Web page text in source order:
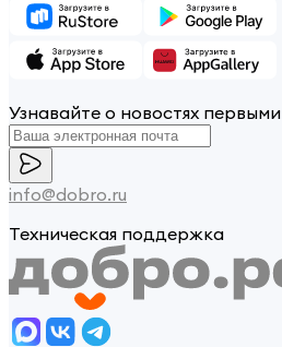
Узнавайте о новостях первыми
info@dobro.ru
Техническая поддержка